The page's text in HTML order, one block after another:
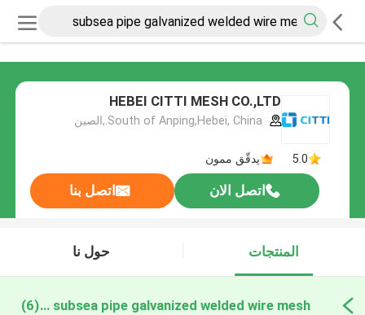
HEBEI CITTI MESH CO.,LTD
5.0 يدقّق ممون
اتصل الان اتصل بنا
المنتجات حول نا
subsea pipe galvanized welded wire mesh التصنيع عبر الإنترنت(6)